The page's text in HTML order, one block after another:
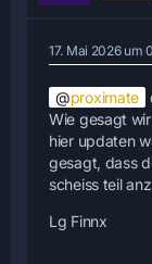
17. Mai 2026 um
proximate
Wie gesagt
hier updaten
gesagt, dass
scheiss teil
Lg Finnx